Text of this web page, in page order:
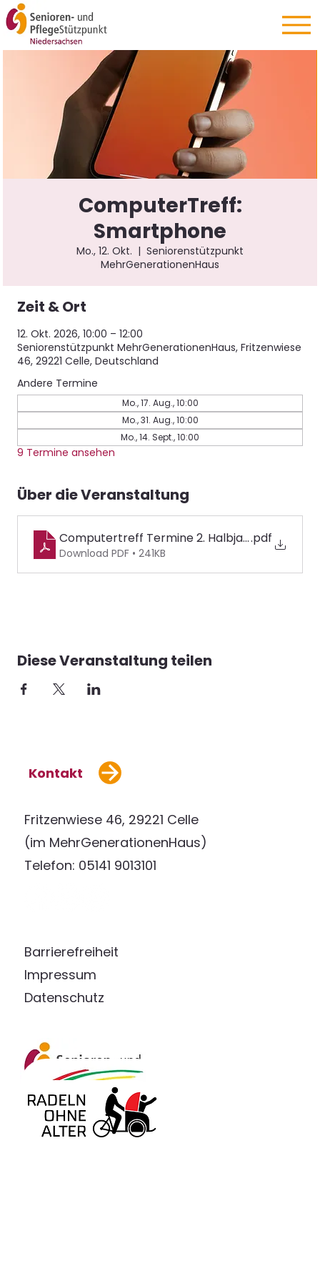
ComputerTreff:
Smartphone
Mo., 12. Okt.
  |
Seniorenstützpunkt
MehrGenerationenHaus
Zeit & Ort
12. Okt. 2026, 10:00 – 12:00
Seniorenstützpunkt MehrGenerationenHaus, Fritzenwiese
46, 29221 Celle, Deutschland
Andere Termine
Mo., 17. Aug., 10:00
Mo., 31. Aug., 10:00
Mo., 14. Sept., 10:00
9 Termine ansehen
Über die Veranstaltung
Computertreff Termine 2. Halbjahr 2026
.pdf
Download PDF • 241KB
Diese Veranstaltung teilen
Kontakt
Fritzenwiese 46, 29221 Celle
(im MehrGenerationenHaus)
Telefon: 05141 9013101
Barrierefreiheit
Impressum
Datenschutz